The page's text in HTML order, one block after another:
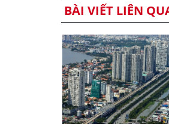
BÀI VIẾT LIÊN